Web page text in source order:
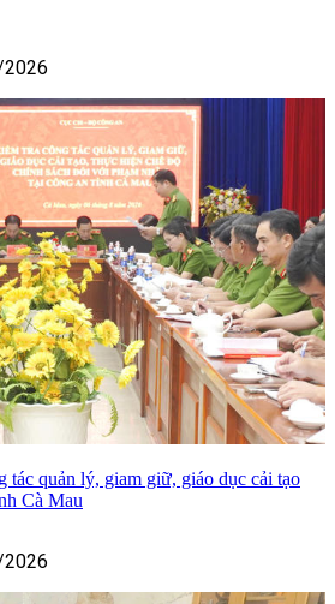
tác quản lý, giam giữ, giáo dục cải tạo
Cà Mau